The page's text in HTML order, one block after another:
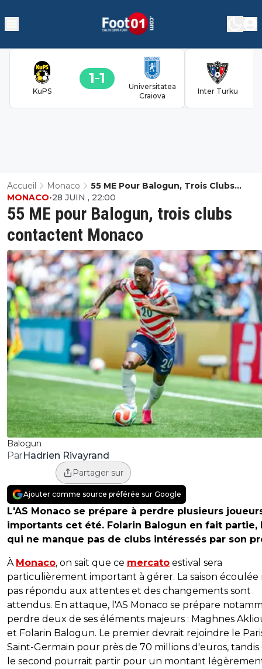
KuPS
1 1
Universitatea
Craiova
Inter Turku
Accueil Monaco
55 ME Pour Balogun, Trois Clubs
Contactent Monaco
Balogun
55 ME pour Balogun, trois clubs
contactent Monaco
MONACO•28 JUIN , 22:00
ParHadrien Rivayrand
Partager sur
Ajouter comme source préférée sur Google
L'AS Monaco se prépare à perdre plusieurs
importants cet été. Folarin Balogun en fait partie,
qui ne manque pas de clubs intéressés par son
À Monaco, on sait que ce mercato estival sera
particulièrement important à gérer. La saison écoulée
pas répondu aux attentes et des changements sont
attendus. En attaque, l'AS Monaco se prépare
perdre deux de ses éléments majeurs : Maghnes
et Folarin Balogun. Le premier devrait rejoindre le
Saint-Germain pour près de 70 millions d'euros,
le second pourrait partir pour un montant